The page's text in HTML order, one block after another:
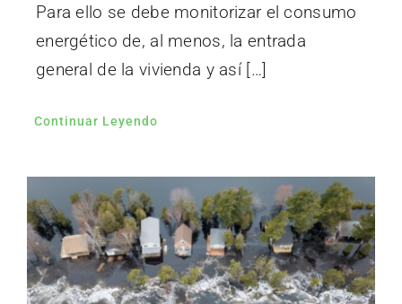
Para ello se debe monitorizar el consumo
energético de, al menos, la entrada
general de la vivienda y así […]
Continuar Leyendo